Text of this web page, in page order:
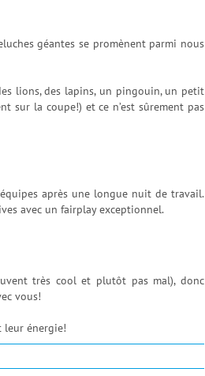
géantes se promènent parmi nous
lions, des lapins, un pingouin, un petit
sur la coupe!) et ce n’est sûrement pas
après une longue nuit de travail.
avec un fairplay exceptionnel.
très cool et plutôt pas mal), donc
vous!
leur énergie!